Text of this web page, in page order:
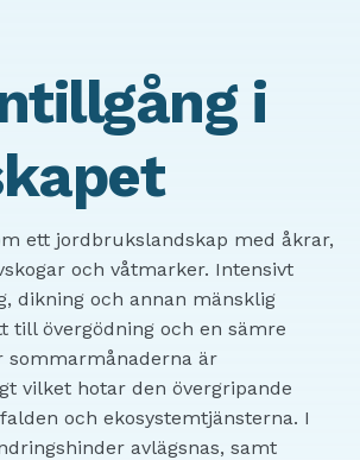
i
ett jordbrukslandskap med åkrar,
och våtmarker. Intensivt
dikning och annan mänsklig
till övergödning och en sämre
sommarmånaderna är
vilket hotar den övergripande
och ekosystemtjänsterna. I
avlägsnas, samt